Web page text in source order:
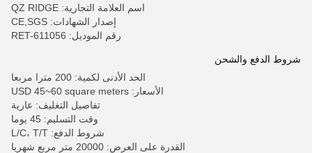
اسم العلامة التجارية: QZ RIDGE
إصدار الشهادات: CE,SGS
رقم الموديل: RET-611056
شروط الدفع والشحن
الحد الأدنى لكمية: 200 مترا مربعا
الأسعار: USD 45~60 square meters
تفاصيل التغليف: عارية
وقت التسليم: 45 يوما
شروط الدفع: L/C، T/T
القدرة على العرض: 20000 متر مربع شهريا